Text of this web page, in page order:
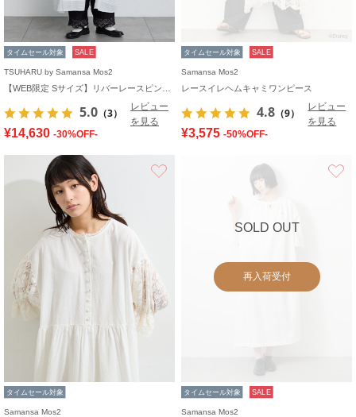
タイムセール対象 SALE
TSUHARU by Samansa Mos2
5.0 （3）
レビュー
を見る
¥14,630 -30%OFF-
タイムセール対象 SALE
Samansa Mos2
レースイレヘムキャミワンピース
4.8 （9）
レビュー
を見る
¥3,575 -50%OFF-
タイムセール対象
Samansa Mos2
SOLD OUT
再入荷受付
タイムセール対象 SALE
Samansa Mos2